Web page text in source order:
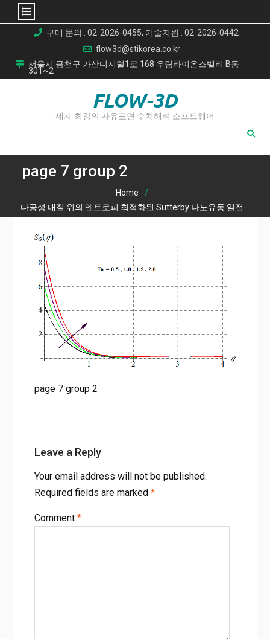
content
구매 문의 : 02-2026-0455, 기술지원 : 02-2026-0442
flow3d@stikorea.co.kr
서울시 금천구 가산디지털1로 168 우림라이온스밸리 B동
301~2
FLOW-3D
세계 최강의 자유표면 수치해석 소프트웨어
page 7 group 2
Home
다공성 매질 위의 엔트로피 최적화된 Sutterby 나노유동 열전
page 7 group 2
Leave a Reply
Your email address will not be published.
Required fields are marked *
Comment *